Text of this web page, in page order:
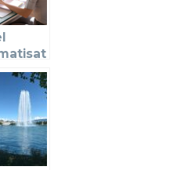
de
le
de